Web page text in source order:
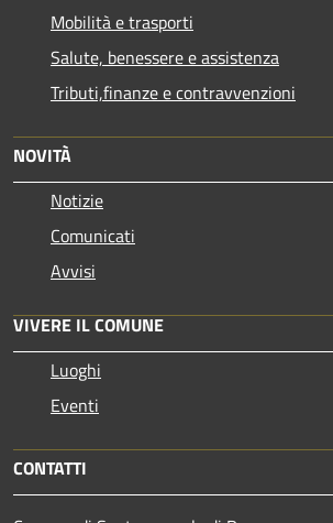
Mobilità e trasporti
Salute, benessere e assistenza
Tributi,finanze e contravvenzioni
NOVITÀ
Notizie
Comunicati
Avvisi
VIVERE IL COMUNE
Luoghi
Eventi
CONTATTI